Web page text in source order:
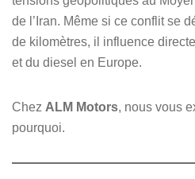
de l’Iran. Même si ce conflit se
de kilomètres, il influence
et du diesel en Europe.
Chez ALM Motors, nous vous
pourquoi.